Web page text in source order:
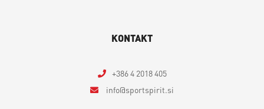
KONTAKT
+386 4 2018 405
info
sportspirit.si